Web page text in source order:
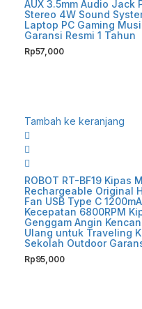
AUX 3.5mm Audio Jack
Stereo 4W Sound
Laptop PC Gaming
Garansi Resmi 1 Tahun
Rp57,000
Tambah ke keranjang
ROBOT RT-BF19 Kipas
Rechargeable Original
Fan USB Type C
Kecepatan 6800RPM
Genggam Angin
Ulang untuk Traveling
Sekolah Outdoor
Rp95,000